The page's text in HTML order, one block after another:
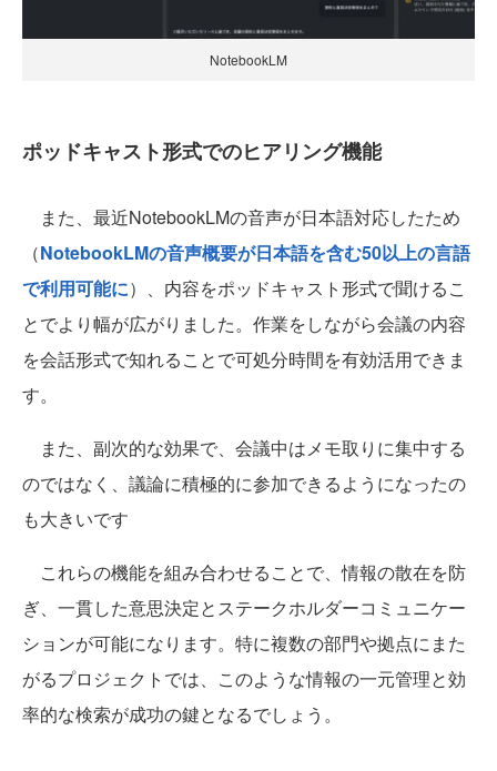
NotebookLM
ポッドキャスト形式でのヒアリング機能
また、最近NotebookLMの音声が日本語対応したため
（NotebookLMの音声概要が日本語を含む50以上の言語
で利用可能に）、内容をポッドキャスト形式で聞けるこ
とでより幅が広がりました。作業をしながら会議の内容
を会話形式で知れることで可処分時間を有効活用できま
す。
また、副次的な効果で、会議中はメモ取りに集中する
のではなく、議論に積極的に参加できるようになったの
も大きいです
これらの機能を組み合わせることで、情報の散在を防
ぎ、一貫した意思決定とステークホルダーコミュニケー
ションが可能になります。特に複数の部門や拠点にまた
がるプロジェクトでは、このような情報の一元管理と効
率的な検索が成功の鍵となるでしょう。